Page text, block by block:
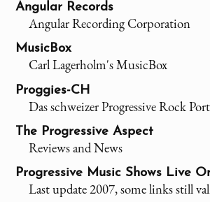
Angular Records
Angular Recording Corporation
MusicBox
Carl Lagerholm's MusicBox
Proggies-CH
Das schweizer Progressive Rock
The Progressive Aspect
Reviews and News
Progressive Music Shows Live
Last update 2007, some links still